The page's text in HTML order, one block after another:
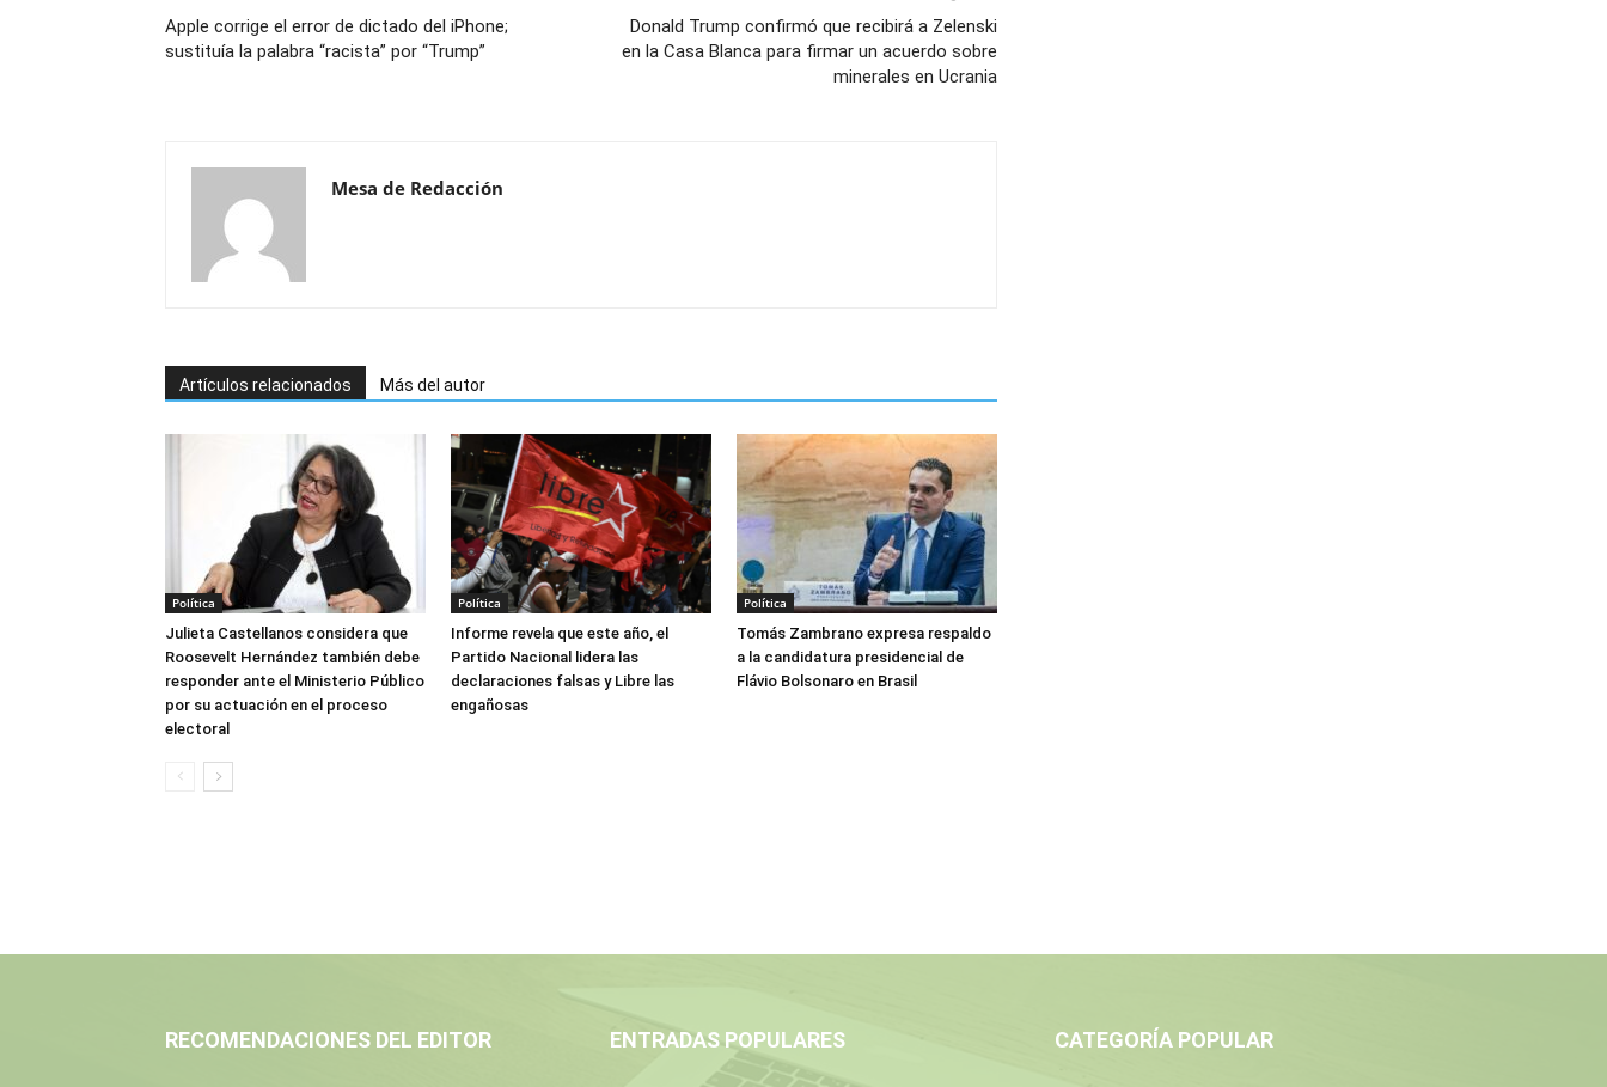
Apple corrige el error de dictado del iPhone;
sustituía la palabra “racista” por “Trump”
Donald Trump confirmó que recibirá a Zelenski
en la Casa Blanca para firmar un acuerdo sobre
minerales en Ucrania
Mesa de Redacción
Artículos relacionados Más del autor
Política
Julieta Castellanos considera que
Roosevelt Hernández también debe
responder ante el Ministerio Público
por su actuación en el proceso
electoral
Política
Informe revela que este año, el
Partido Nacional lidera las
declaraciones falsas y Libre las
engañosas
Política
Tomás Zambrano expresa respaldo
a la candidatura presidencial de
Flávio Bolsonaro en Brasil
RECOMENDACIONES DEL EDITOR ENTRADAS POPULARES CATEGORÍA POPULAR